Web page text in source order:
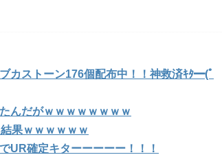
カストーン176個配布中！！神救済ｷﾀ━(ﾟ
んだがｗｗｗｗｗｗｗｗ
果ｗｗｗｗｗｗ
UR確定キターーーーー！！！